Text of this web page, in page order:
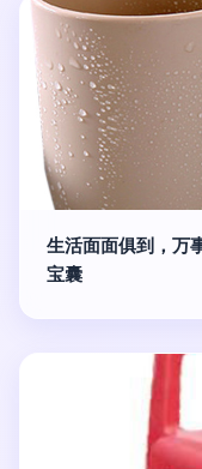
生活面面俱到，万
宝囊